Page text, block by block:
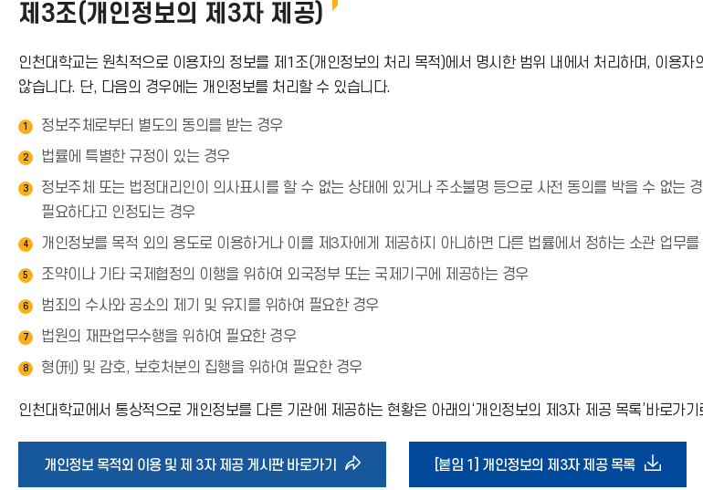
제3조(개인정보의 제3자 제공)
인천대학교는 원칙적으로 이용자의 정보를 제1조(개인정보의 처리 목적)에서 명시한 범위 내에서 처리하며, 이용
않습니다. 단, 다음의 경우에는 개인정보를 처리할 수 있습니다.
1 정보주체로부터 별도의 동의를 받는 경우
2 법률에 특별한 규정이 있는 경우
3
정보주체 또는 법정대리인이 의사표시를 할 수 없는 상태에 있거나 주소불명 등으로 사전 동의를 박을 수 없는
필요하다고 인정되는 경우
4 개인정보를 목적 외의 용도로 이용하거나 이를 제3자에게 제공하지 아니하면 다른 법률에서 정하는 소관 업무
5 조약이나 기타 국제협정의 이행을 위하여 외국정부 또는 국제기구에 제공하는 경우
6 범죄의 수사와 공소의 제기 및 유지를 위하여 필요한 경우
7 법원의 재판업무수행을 위하여 필요한 경우
8 형(刑) 및 감호, 보호처분의 집행을 위하여 필요한 경우
인천대학교에서 통상적으로 개인정보를 다른 기관에 제공하는 현황은 아래의‘개인정보의 제3자 제공 목록’바로가
개인정보 목적외 이용 및 제 3자 제공 게시판 바로가기 바 [붙임 1] 개인정보의 제3자 제공 목록다